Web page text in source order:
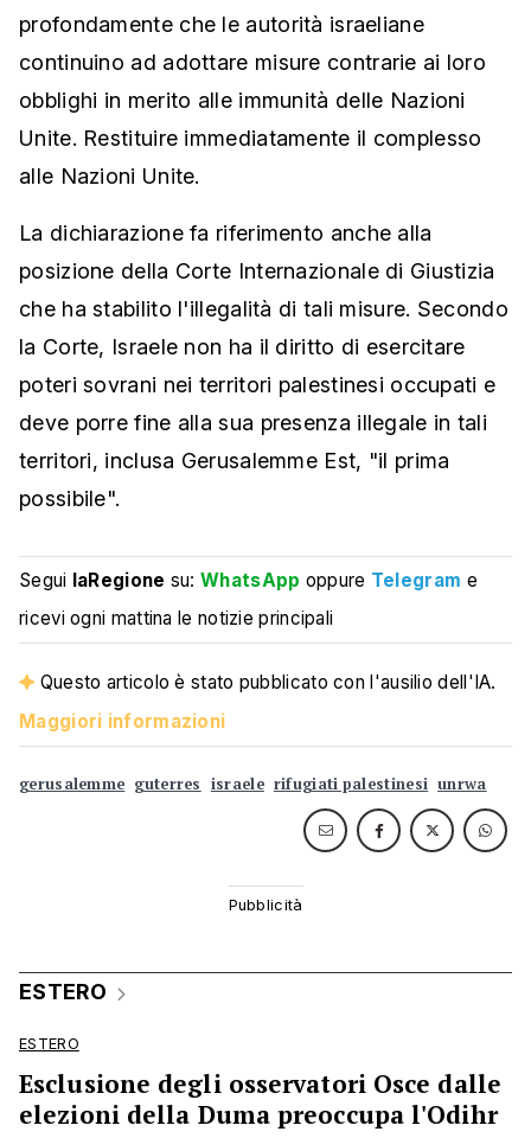
profondamente che le autorità israeliane
continuino ad adottare misure contrarie ai loro
obblighi in merito alle immunità delle Nazioni
Unite. Restituire immediatamente il complesso
alle Nazioni Unite.
La dichiarazione fa riferimento anche alla
posizione della Corte Internazionale di Giustizia
che ha stabilito l'illegalità di tali misure. Secondo
la Corte, Israele non ha il diritto di esercitare
poteri sovrani nei territori palestinesi occupati e
deve porre fine alla sua presenza illegale in tali
territori, inclusa Gerusalemme Est, "il prima
possibile".
Segui laRegione su:WhatsApp oppure Telegram e
ricevi ogni mattina le notizie principali
Questo articolo è stato pubblicato con l'ausilio dell'IA.
Maggiori informazioni
gerusalemme guterres israele rifugiati palestinesi unrwa
ESTERO
ESTERO
Esclusione degli osservatori Osce dalle
elezioni della Duma preoccupa l'Odihr